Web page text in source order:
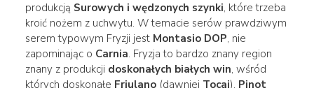
produkcją Surowych i wędzonych szynki, które trzeba
kroić nożem z uchwytu. W temacie serów prawdziwym
serem typowym Fryzji jest Montasio DOP, nie
zapominając o Carnia. Fryzja to bardzo znany region
znany z produkcji doskonałych białych win, wśród
których doskonałe Friulano(dawniej Tocai), Pinot